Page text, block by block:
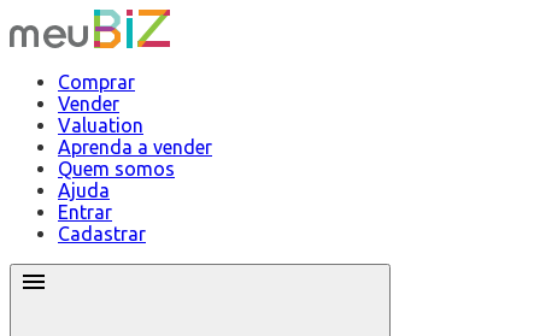
Comprar
Vender
Valuation
Aprenda a vender
Quem somos
Ajuda
Entrar
Cadastrar